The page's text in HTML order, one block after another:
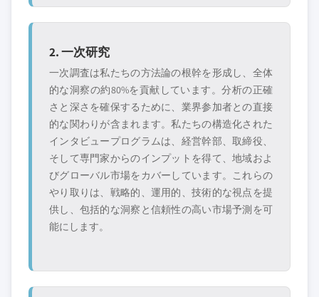
2. 一次研究
一次調査は私たちの方法論の根幹を形成し、全体
的な洞察の約80%を貢献しています。分析の正確
さと深さを確保するために、業界参加者との直接
的な関わりが含まれます。私たちの構造化された
インタビュープログラムは、経営幹部、取締役、
そして専門家からのインプットを得て、地域およ
びグローバル市場をカバーしています。これらの
やり取りは、戦略的、運用的、技術的な視点を提
供し、包括的な洞察と信頼性の高い市場予測を可
能にします。